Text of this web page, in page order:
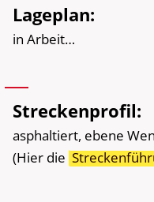
Lageplan:
in Arbeit…
Streckenprofil:
asphaltiert, ebene
(Hier die